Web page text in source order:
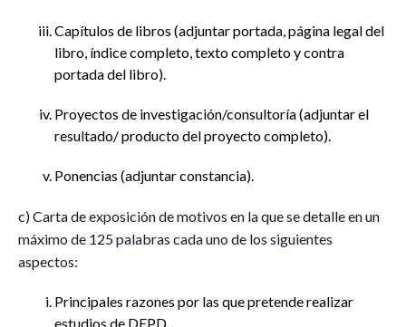
Capítulos de libros (adjuntar portada, página legal del
libro, índice completo, texto completo y contra
portada del libro).
Proyectos de investigación/consultoría (adjuntar el
resultado/ producto del proyecto completo).
Ponencias (adjuntar constancia).
c) Carta de exposición de motivos en la que se detalle en un
máximo de 125 palabras cada uno de los siguientes
aspectos:
Principales razones por las que pretende realizar
estudios de DEPD.